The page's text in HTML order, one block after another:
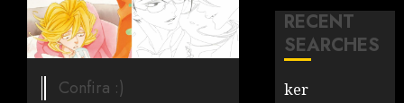
Confira :)
RECENT
SEARCHES
ker